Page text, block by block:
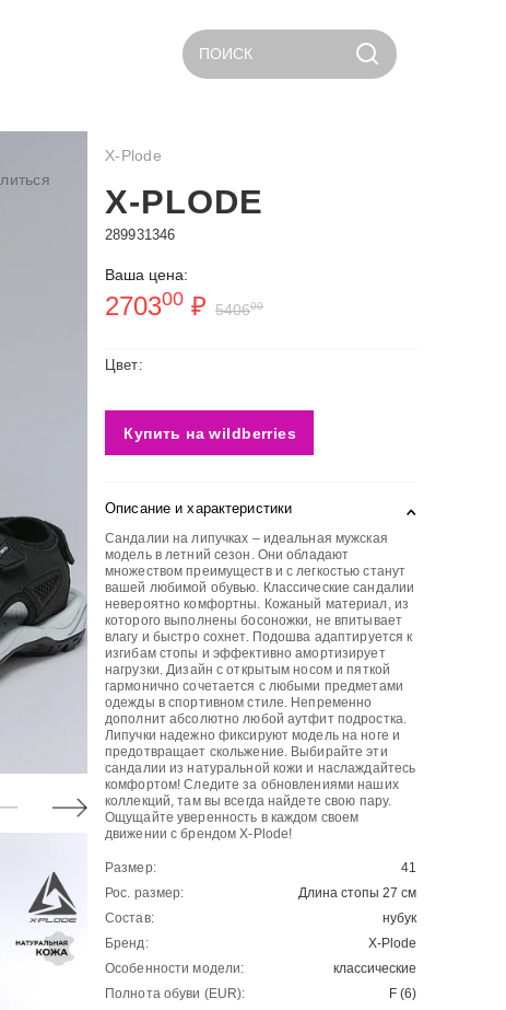
ПОИСК
X-Plode
X-PLODE
289931346
Ваша цена:
270300 ₽ 540600
Цвет:
Купить на wildberries
Описание и характеристики
Сандалии на липучках – идеальная мужская
модель в летний сезон. Они обладают
множеством преимуществ и с легкостью станут
вашей любимой обувью. Классические сандалии
невероятно комфортны. Кожаный материал, из
которого выполнены босоножки, не впитывает
влагу и быстро сохнет. Подошва адаптируется к
изгибам стопы и эффективно амортизирует
нагрузки. Дизайн с открытым носом и пяткой
гармонично сочетается с любыми предметами
одежды в спортивном стиле. Непременно
дополнит абсолютно любой аутфит подростка.
Липучки надежно фиксируют модель на ноге и
предотвращает скольжение. Выбирайте эти
сандалии из натуральной кожи и наслаждайтесь
комфортом! Следите за обновлениями наших
коллекций, там вы всегда найдете свою пару.
Ощущайте уверенность в каждом своем
движении с брендом X-Plode!
Размер:
41
Рос. размер:
Длина стопы 27 см
Состав:
нубук
Бренд:
X-Plode
Особенности модели:
классические
Полнота обуви (EUR):
F (6)